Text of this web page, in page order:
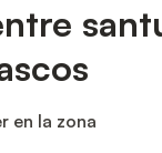
en la zona